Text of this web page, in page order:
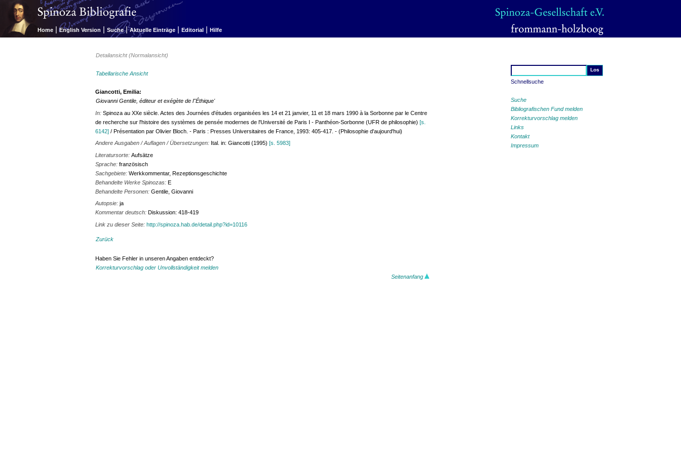
Home | English Version | Suche | Aktuelle Einträge | Editorial | Hilfe
Schnellsuche
Suche
Bibliografischen Fund melden
Korrekturvorschlag melden
Links
Kontakt
Impressum
Detailansicht (Normalansicht)
Tabellarische Ansicht
Giancotti, Emilia:
Giovanni Gentile, éditeur et exégète de l''Éthique'
In:Spinoza au XXe siècle. Actes des Journées d'études organisées les 14 et 21 janvier, 11 et 18 mars 1990 à la Sorbonne par le Centre
de recherche sur l'histoire des systèmes de pensée modernes de l'Université de Paris I - Panthéon-Sorbonne (UFR de philosophie)[s.
6142] / Présentation par Olivier Bloch. - Paris : Presses Universitaires de France, 1993: 405-417. - (Philosophie d'aujourd'hui)
Andere Ausgaben / Auflagen / Übersetzungen: Ital. in: Giancotti (1995)[s. 5983]
Literatursorte:Aufsätze
Sprache:französisch
Sachgebiete:Werkkommentar, Rezeptionsgeschichte
Behandelte Werke Spinozas:E
Behandelte Personen:Gentile, Giovanni
Autopsie:ja
Kommentar deutsch:Diskussion: 418-419
Link zu dieser Seite:http://spinoza.hab.de/detail.php?id=10116
Zurück
Haben Sie Fehler in unseren Angaben entdeckt?
Korrekturvorschlag oder Unvollständigkeit melden
Seitenanfang